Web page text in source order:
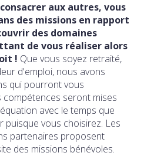
aux autres, vous
des missions en rapport
des domaines
de vous réaliser alors
! Que vous soyez retraité,
d'emploi, nous avons
qui pourront vous
seront mises
avec le temps que
puisque vous choisirez. Les
partenaires proposent
des missions bénévoles.